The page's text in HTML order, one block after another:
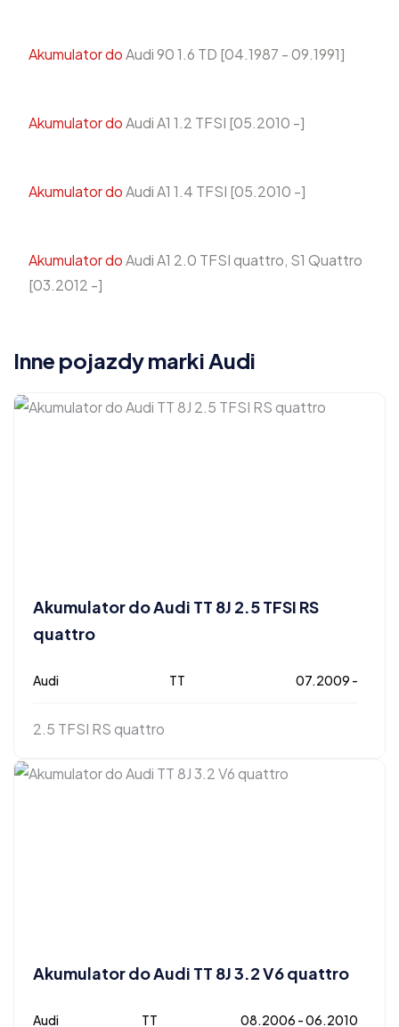
Akumulator doAudi 90 1.6 TD [04.1987 - 09.1991]
Akumulator doAudi A1 1.2 TFSI [05.2010 -]
Akumulator doAudi A1 1.4 TFSI [05.2010 -]
Akumulator doAudi A1 2.0 TFSI quattro, S1 Quattro
[03.2012 -]
Inne pojazdy marki Audi
Akumulator do Audi TT 8J 2.5 TFSI RS
quattro
Audi TT 07.2009 -
2.5 TFSI RS quattro
Akumulator do Audi TT 8J 3.2 V6 quattro
Audi TT 08.2006 - 06.2010